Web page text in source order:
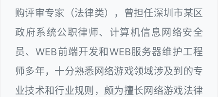
购评审专家（法律类），曾担任深圳市某区
政府系统公职律师、计算机信息网络安全
员、WEB前端开发和WEB服务器维护工程
师多年，十分熟悉网络游戏领域涉及到的专
业技术和行业规则，颇为擅长网络游戏法律